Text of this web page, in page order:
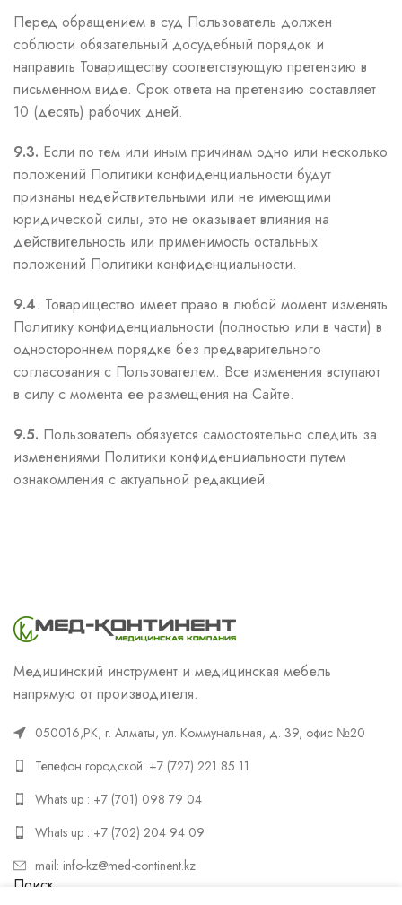
Перед обращением в суд Пользователь должен
соблюсти обязательный досудебный порядок и
направить Товариществу соответствующую претензию в
письменном виде. Срок ответа на претензию составляет
10 (десять) рабочих дней.
9.3. Если по тем или иным причинам одно или несколько
положений Политики конфиденциальности будут
признаны недействительными или не имеющими
юридической силы, это не оказывает влияния на
действительность или применимость остальных
положений Политики конфиденциальности.
9.4. Товарищество имеет право в любой момент изменять
Политику конфиденциальности (полностью или в части) в
одностороннем порядке без предварительного
согласования с Пользователем. Все изменения вступают
в силу с момента ее размещения на Сайте.
9.5. Пользователь обязуется самостоятельно следить за
изменениями Политики конфиденциальности путем
ознакомления с актуальной редакцией.
Медицинский инструмент и медицинская мебель
напрямую от производителя.
050016,РК, г. Алматы, ул. Коммунальная, д. 39, офис №20
Телефон городской: +7 (727) 221 85 11
Whats up : +7 (701) 098 79 04
Whats up : +7 (702) 204 94 09
mail: info-kz@med-continent.kz
Поиск